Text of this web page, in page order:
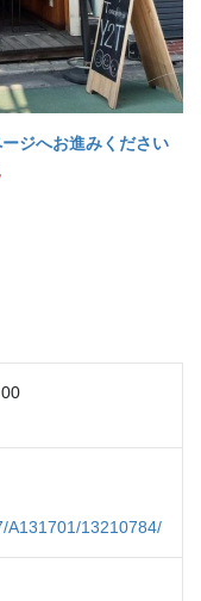
ジへお進みください
A131701/13210784/